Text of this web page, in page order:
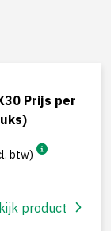
Prijs per
btw)
product